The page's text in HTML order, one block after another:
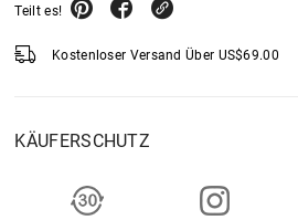
Teilt es!
Kostenloser Versand Über US$69.00
KÄUFERSCHUTZ